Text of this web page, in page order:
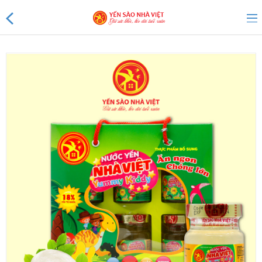
Yến Tổ Nhà Việt
Yến sào Nhà Việt 20%
Yến sào Nhà Việt 18%
Yến sào Nhà Việt 15%